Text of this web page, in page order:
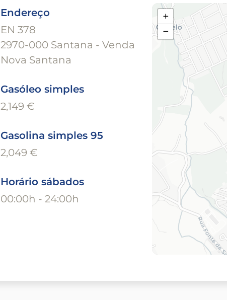
Endereço
EN 378
2970-000 Santana - Venda
Nova Santana
Gasóleo simples
2,149 €
Gasolina simples 95
2,049 €
Horário sábados
00:00h - 24:00h
+
−